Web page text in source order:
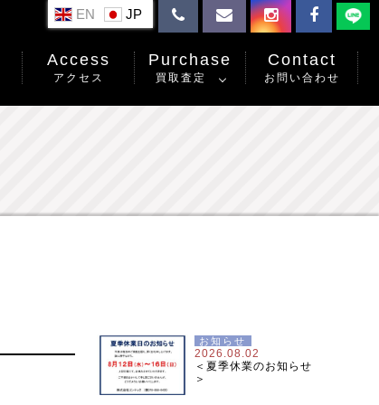
Access
アクセス
Purchase
買取査定
Contact
お問い合わせ
EN
お知らせ
2026.08.02
＜夏季休業のお知らせ
＞